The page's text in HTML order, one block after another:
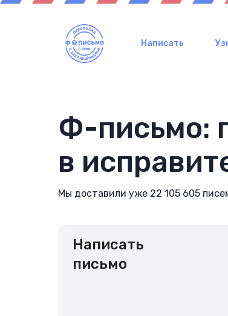
Написать
Ф-письмо:
в
Мы доставили уже 22 105 605
Написать
письмо